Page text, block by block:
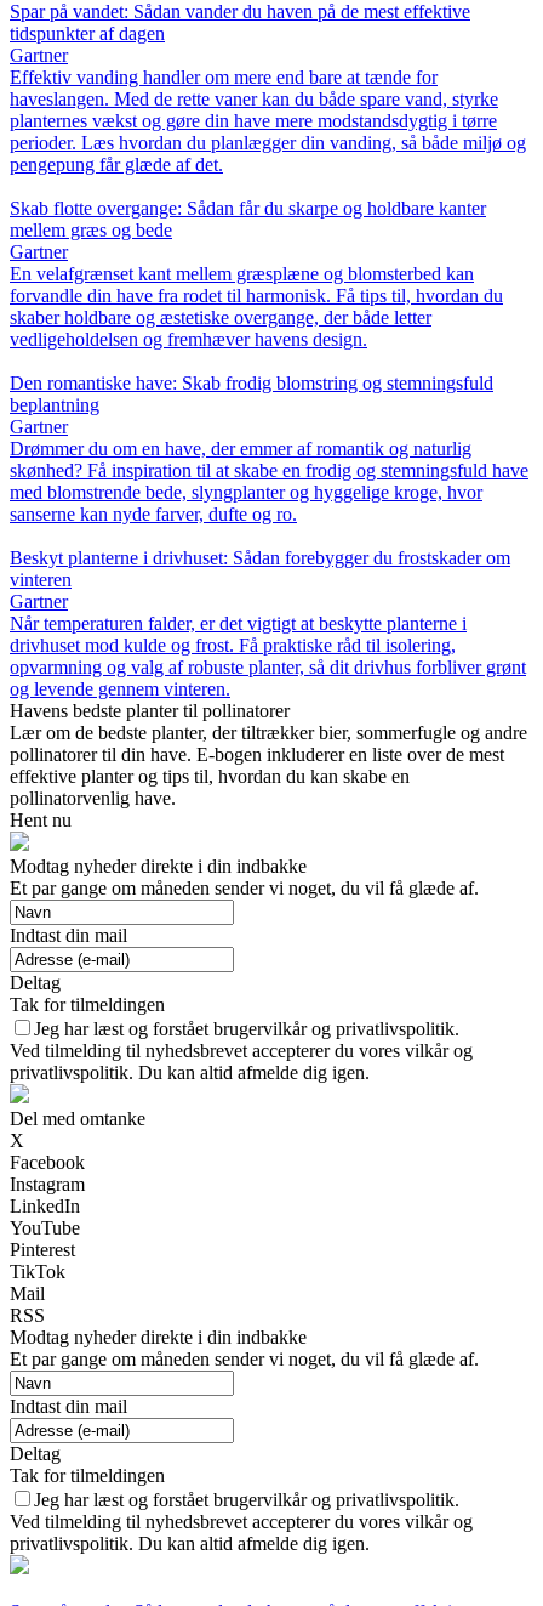
Spar på vandet: Sådan vander du haven på de mest effektive
tidspunkter af dagen
Gartner
Effektiv vanding handler om mere end bare at tænde for
haveslangen. Med de rette vaner kan du både spare vand, styrke
planternes vækst og gøre din have mere modstandsdygtig i tørre
perioder. Læs hvordan du planlægger din vanding, så både miljø og
pengepung får glæde af det.
Skab flotte overgange: Sådan får du skarpe og holdbare kanter
mellem græs og bede
Gartner
En velafgrænset kant mellem græsplæne og blomsterbed kan
forvandle din have fra rodet til harmonisk. Få tips til, hvordan du
skaber holdbare og æstetiske overgange, der både letter
vedligeholdelsen og fremhæver havens design.
Den romantiske have: Skab frodig blomstring og stemningsfuld
beplantning
Gartner
Drømmer du om en have, der emmer af romantik og naturlig
skønhed? Få inspiration til at skabe en frodig og stemningsfuld have
med blomstrende bede, slyngplanter og hyggelige kroge, hvor
sanserne kan nyde farver, dufte og ro.
Beskyt planterne i drivhuset: Sådan forebygger du frostskader om
vinteren
Gartner
Når temperaturen falder, er det vigtigt at beskytte planterne i
drivhuset mod kulde og frost. Få praktiske råd til isolering,
opvarmning og valg af robuste planter, så dit drivhus forbliver grønt
og levende gennem vinteren.
Havens bedste planter til pollinatorer
Lær om de bedste planter, der tiltrækker bier, sommerfugle og andre
pollinatorer til din have. E-bogen inkluderer en liste over de mest
effektive planter og tips til, hvordan du kan skabe en
pollinatorvenlig have.
Hent nu
Modtag nyheder direkte i din indbakke
Et par gange om måneden sender vi noget, du vil få glæde af.
Indtast din mail
Deltag
Tak for tilmeldingen
Jeg har læst og forstået brugervilkår og privatlivspolitik.
Ved tilmelding til nyhedsbrevet accepterer du vores vilkår og
privatlivspolitik. Du kan altid afmelde dig igen.
Del med omtanke
X
Facebook
Instagram
LinkedIn
YouTube
Pinterest
TikTok
Mail
RSS
Modtag nyheder direkte i din indbakke
Et par gange om måneden sender vi noget, du vil få glæde af.
Indtast din mail
Deltag
Tak for tilmeldingen
Jeg har læst og forstået brugervilkår og privatlivspolitik.
Ved tilmelding til nyhedsbrevet accepterer du vores vilkår og
privatlivspolitik. Du kan altid afmelde dig igen.